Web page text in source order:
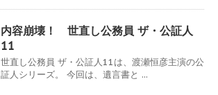
内容崩壊！ 世直し公務員 ザ・公証人
11
世直し公務員 ザ・公証人11は、渡瀬恒彦主演の公
証人シリーズ。 今回は、遺言書と ...